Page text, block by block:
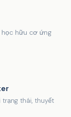
hữu cơ ứng
thái, thuyết